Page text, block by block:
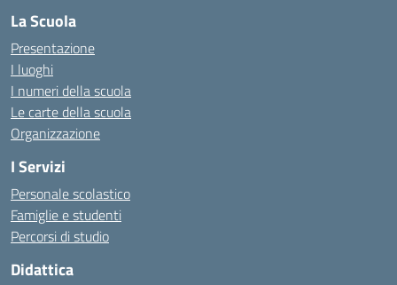
La Scuola
Presentazione
I luoghi
I numeri della scuola
Le carte della scuola
Organizzazione
I Servizi
Personale scolastico
Famiglie e studenti
Percorsi di studio
Didattica